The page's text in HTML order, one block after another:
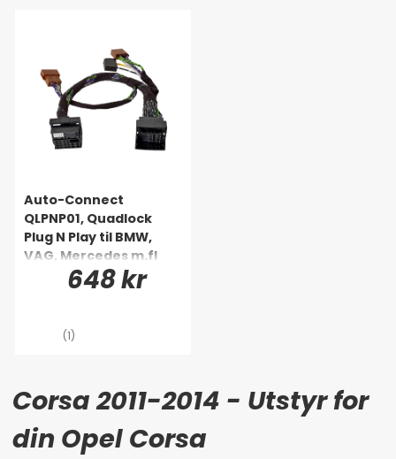
Auto-Connect
QLPNP01, Quadlock
Plug N Play til BMW,
VAG, Mercedes m.fl
648 kr
(1)
Corsa 2011-2014 - Utstyr for
din Opel Corsa